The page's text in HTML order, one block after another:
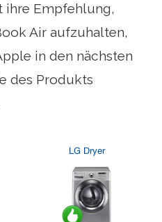
ihre Empfehlung,
Air aufzuhalten,
in den nächsten
des Produkts